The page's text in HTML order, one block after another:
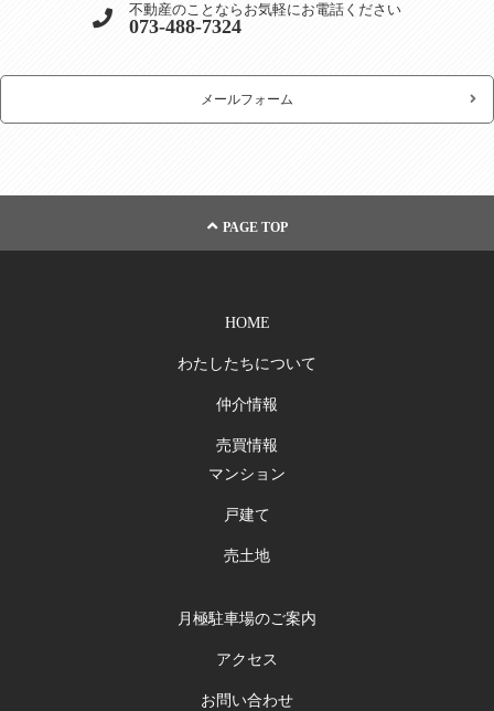
不動産のことならお気軽にお電話ください
073-488-7324
メールフォーム
PAGE TOP
HOME
わたしたちについて
仲介情報
売買情報
マンション
戸建て
売土地
月極駐車場のご案内
アクセス
お問い合わせ